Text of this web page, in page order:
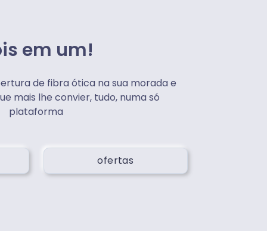
em um!
de fibra ótica na sua morada e
mais lhe convier, tudo, numa só
plataforma
ofertas